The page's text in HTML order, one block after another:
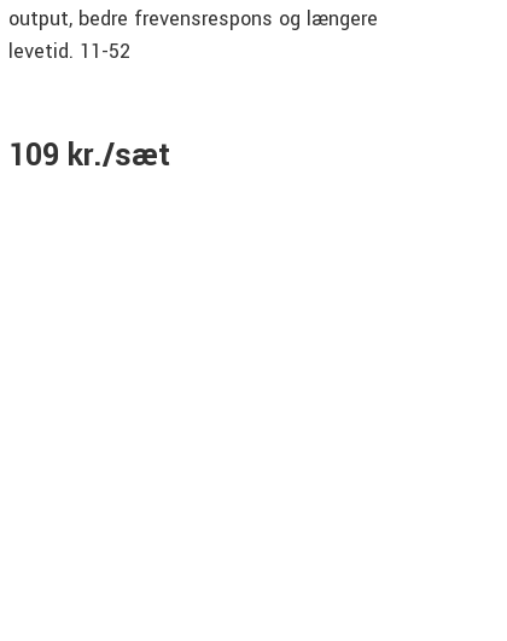
output, bedre frevensrespons og længere
levetid. 11-52
109 kr./sæt